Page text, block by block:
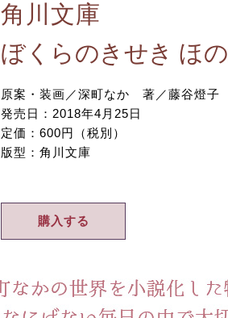
角川文庫
ぼくらのきせき ほ
原案・装画／深町なか 著／藤谷燈子
発売日：2018年4月25日
定価：600円（税別）
版型：角川文庫
購入する